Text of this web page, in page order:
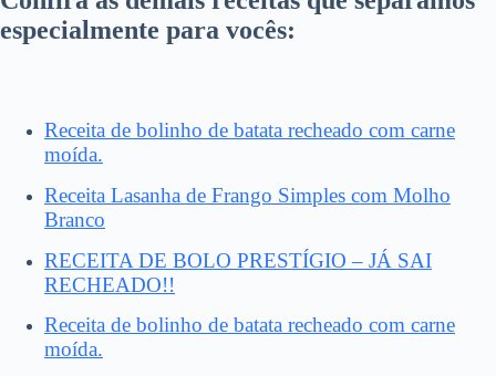
especialmente para vocês:
Receita de bolinho de batata recheado com carne
moída.
Receita Lasanha de Frango Simples com Molho
Branco
RECEITA DE BOLO PRESTÍGIO – JÁ SAI
RECHEADO!!
Receita de bolinho de batata recheado com carne
moída.